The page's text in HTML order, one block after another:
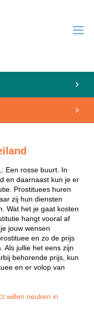
Een rosse buurt. In
en daarnaast kun je er
Prostituees huren
zij hun diensten
Wat het je gaat kosten
hangt vooral af
jouw wensen
en zo de prijs
Als jullie het eens zijn
behorende prijs, kun
en er volop van
willen neuken in